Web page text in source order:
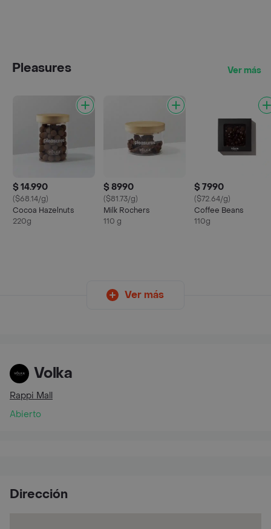
Pleasures Ver más
$ 14.990
($68.14/g)
Cocoa Hazelnuts
220g
$ 8990
($81.73/g)
Milk Rochers
110 g
$ 7990
($72.64/g)
Coffee Beans
110g
Ver más
Volka
Rappi Mall
Abierto
Dirección